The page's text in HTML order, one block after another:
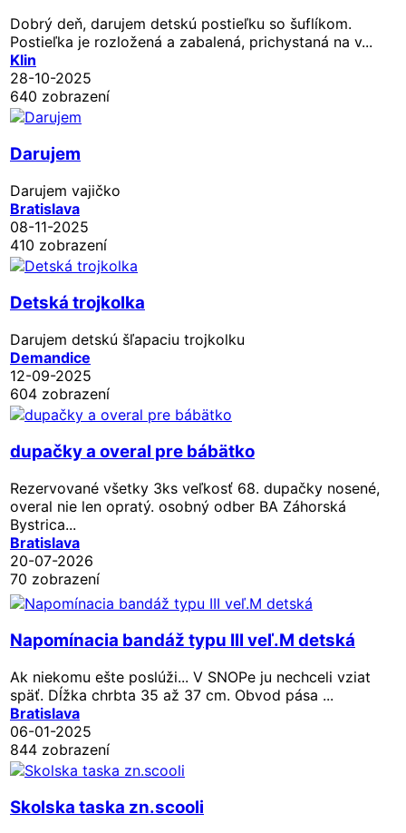
Dobrý deň, darujem detskú postieľku so šuflíkom.
Postieľka je rozložená a zabalená, prichystaná na v...
Klin
28-10-2025
640 zobrazení
Darujem
Darujem vajičko
Bratislava
08-11-2025
410 zobrazení
Detská trojkolka
Darujem detskú šľapaciu trojkolku
Demandice
12-09-2025
604 zobrazení
dupačky a overal pre bábätko
Rezervované všetky 3ks veľkosť 68. dupačky nosené,
overal nie len opratý. osobný odber BA Záhorská
Bystrica...
Bratislava
20-07-2026
70 zobrazení
Napomínacia bandáž typu III veľ.M detská
Ak niekomu ešte poslúži... V SNOPe ju nechceli vziat
späť. Dĺžka chrbta 35 až 37 cm. Obvod pása ...
Bratislava
06-01-2025
844 zobrazení
Skolska taska zn.scooli